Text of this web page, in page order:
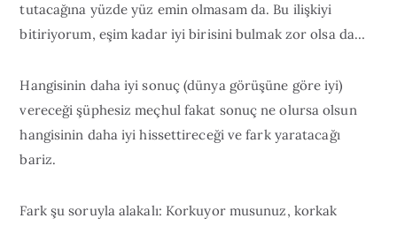
tutacağına yüzde yüz emin olmasam da. Bu ilişkiyi
bitiriyorum, eşim kadar iyi birisini bulmak zor olsa da…
Hangisinin daha iyi sonuç (dünya görüşüne göre iyi)
vereceği şüphesiz meçhul fakat sonuç ne olursa olsun
hangisinin daha iyi hissettireceği ve fark yaratacağı
bariz.
Fark şu soruyla alakalı: Korkuyor musunuz, korkak